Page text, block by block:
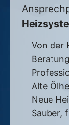
Von der
Alte
Neue
Sauber,